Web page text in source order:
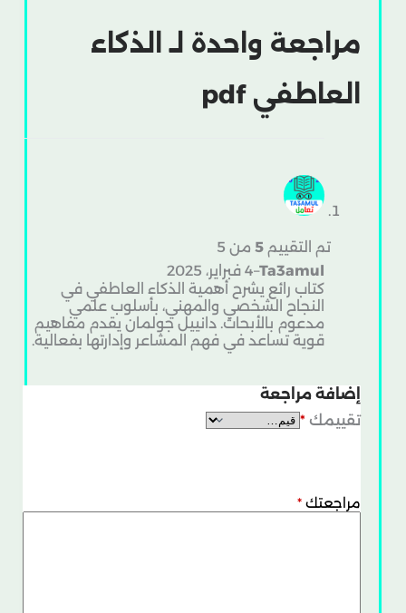
مراجعة واحدة لـ
الذكاء
العاطفي pdf
تم التقييم5 من 5
Ta3amul
–4 فبراير، 2025
كتاب رائع يشرح أهمية الذكاء العاطفي في
النجاح الشخصي والمهني، بأسلوب علمي
مدعوم بالأبحاث. دانييل جولمان يقدم مفاهيم
قوية تساعد في فهم المشاعر وإدارتها بفعالية.
إضافة مراجعة
تقييمك *
مراجعتك *